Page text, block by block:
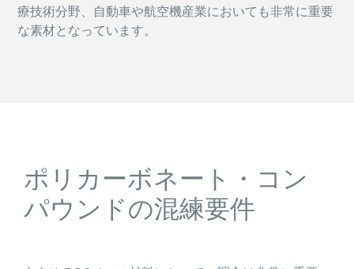
療技術分野、自動車や航空機産業においても非常に重要
な素材となっています。
ポリカーボネート・コン
パウンドの混練要件